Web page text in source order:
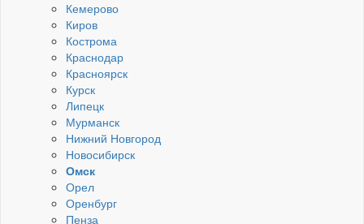
Кемерово
Киров
Кострома
Краснодар
Красноярск
Курск
Липецк
Мурманск
Нижний Новгород
Новосибирск
Омск
Орел
Оренбург
Пенза